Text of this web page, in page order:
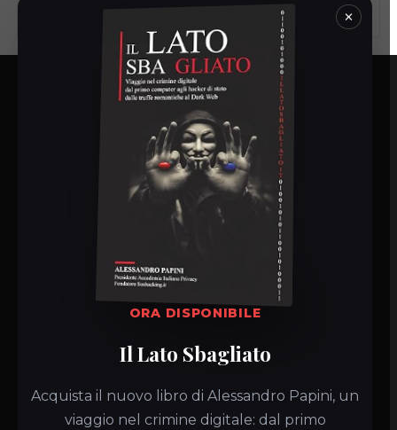
×
ORA DISPONIBILE
Il Lato Sbagliato
Acquista il nuovo libro di Alessandro Papini, un
viaggio nel crimine digitale: dal primo
BackApp
Backup as a Service (BaaS) per PMI e professionisti
BackApp un marchio di proprietà di Elekto SRL
Distribuito da
s-mart.biz
Sitemap
Home
Certificazioni
Diventa Partner